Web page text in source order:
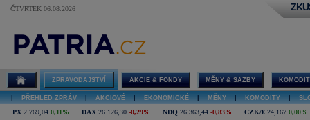
ČTVRTEK 06.08.2026
ZPRAVODAJSTVÍ AKCIE & FONDY MĚNY & SAZBY
PŘEHLED ZPRÁV AKCIOVÉ EKONOMICKÉ MĚNY KOMODITY
PX 2 769,04 0,11% DAX 26 126,30 -0,29% NDQ 26 363,44 -0,83% CZK/€ 24,167 0,00%